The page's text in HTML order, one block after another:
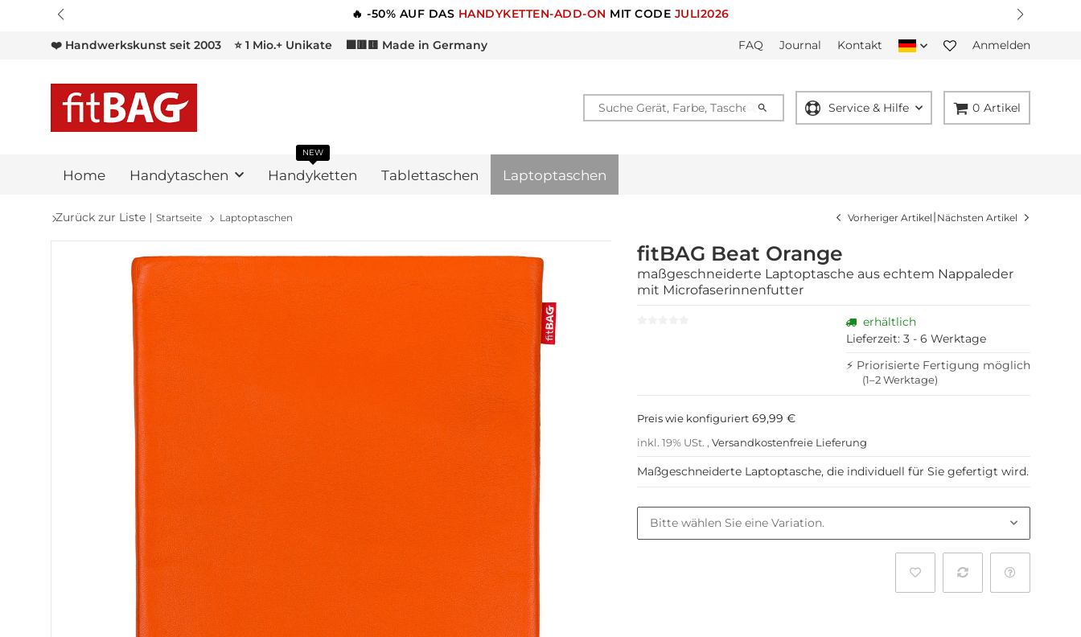
🎁 -10% RABATT FÜR NEWSLETTER ANMELDUNG
❤️ Handwerkskunst seit 2003 ⭐ 1 Mio.+ Unikate ⬛🟥🟨 Made in Germany FAQ Journal Kontakt Anmelden
Service & Hilfe 0 Artikel
Home Handytaschen Handyketten
NEW
Tablettaschen Laptoptaschen
Zurück zur Liste Startseite Laptoptaschen Vorheriger Artikel | Nächsten Artikel
fitBAG Beat Orange
maßgeschneiderte Laptoptasche aus echtem Nappaleder
mit Microfaserinnenfutter
erhältlich
Lieferzeit: 3 - 6 Werktage
⚡ Priorisierte Fertigung möglich
(1–2 Werktage)
Preis wie konfiguriert 69,99 €
inkl. 19% USt. ,Versandkostenfreie Lieferung
Maßgeschneiderte Laptoptasche, die individuell für Sie gefertigt wird.
Laptopmodell
Bitte wählen Sie eine Variation.